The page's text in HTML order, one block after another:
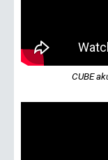
CUBE